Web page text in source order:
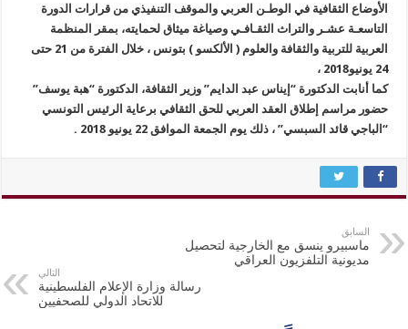
الأوضاع الثقافية في الوطـن العربي والموقف التنفيذي من قرارات الدورة
التاسعـة عشـر والتراث الثقـافـي وصياغة ميثاق لحمايته، بمقر المنظمة
العربية للتربية والثقافة والعلوم ( الألكسو ) بتونس ، خلال الفترة من 21 حتى
24 يونيو2018 ،
كما أنابت الدكتورة “إيناس عبد الدايم” وزير الثقافة، الدكتورة “هبة يوسف”
حضور مراسم إطلاق العقد العربي للحق الثقافي برعاية الرئيس التونسي
“الباجي قائد السبسي” ، ذلك يوم الجمعة الموافق 22 يونيو 2018 .
السابق
ماسبيرو ينسق مع الخارجية لتحصيل
مديونية التلفزيون العراقي
التالي
رسالة وزارة الإعلام الفلسطينية
للاتحاد الدولي للصحفيين